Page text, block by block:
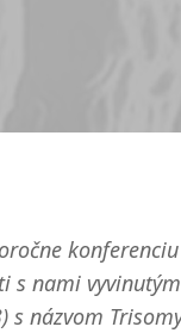
nami
názvom